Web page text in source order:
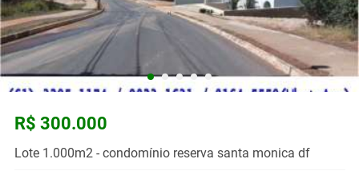
R$ 300.000
Lote 1.000m2 - condomínio reserva santa monica df